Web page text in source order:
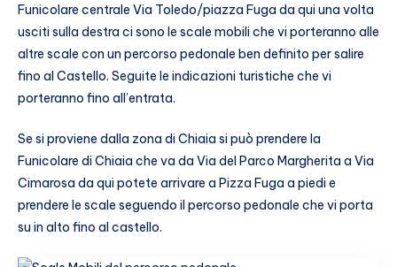
Funicolare centrale Via Toledo/piazza Fuga da qui una volta
usciti sulla destra ci sono le scale mobili che vi porteranno alle
altre scale con un percorso pedonale ben definito per salire
fino al Castello. Seguite le indicazioni turistiche che vi
porteranno fino all’entrata.
Se si proviene dalla zona di Chiaia si può prendere la
Funicolare di Chiaia che va da Via del Parco Margherita a Via
Cimarosa da qui potete arrivare a Pizza Fuga a piedi e
prendere le scale seguendo il percorso pedonale che vi porta
su in alto fino al castello.